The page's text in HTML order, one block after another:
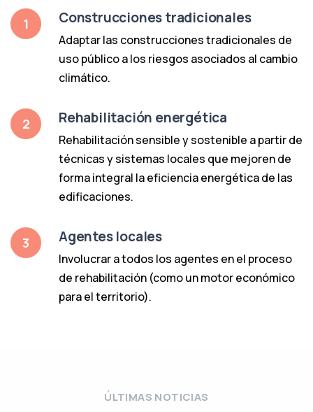
1 Construcciones tradicionales
Adaptar las construcciones tradicionales de
uso público a los riesgos asociados al cambio
climático.
2 Rehabilitación energética
Rehabilitación sensible y sostenible a partir de
técnicas y sistemas locales que mejoren de
forma integral la eficiencia energética de las
edificaciones.
3 Agentes locales
Involucrar a todos los agentes en el proceso
de rehabilitación (como un motor económico
para el territorio).
ÚLTIMAS NOTICIAS